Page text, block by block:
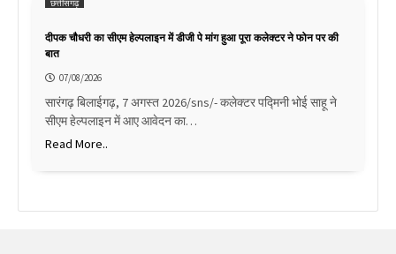
छत्तीसगढ़
दीपक चौधरी का सीएम हेल्पलाइन में डीजी पे मांग हुआ पूरा कलेक्टर ने फोन पर की
बात
07/08/2026
सारंगढ़ बिलाईगढ़, 7 अगस्त 2026/sns/- कलेक्टर पद्मिनी भोई साहू ने
सीएम हेल्पलाइन में आए आवेदन का…
Read More..